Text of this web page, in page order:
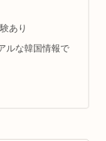
あり
ルな韓国情報で